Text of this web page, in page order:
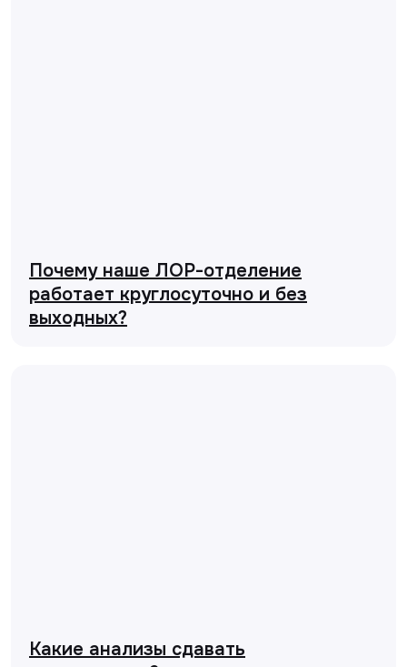
Почему наше ЛОР-отделение
работает круглосуточно и без
выходных?
Какие анализы сдавать